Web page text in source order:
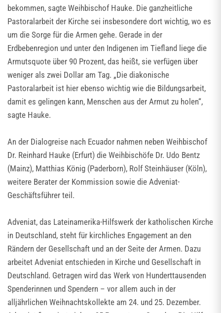
bekommen, sagte Weihbischof Hauke. Die ganzheitliche
Pastoralarbeit der Kirche sei insbesondere dort wichtig, wo es
um die Sorge für die Armen gehe. Gerade in der
Erdbebenregion und unter den Indigenen im Tiefland liege die
Armutsquote über 90 Prozent, das heißt, sie verfügen über
weniger als zwei Dollar am Tag. „Die diakonische
Pastoralarbeit ist hier ebenso wichtig wie die Bildungsarbeit,
damit es gelingen kann, Menschen aus der Armut zu holen“,
sagte Hauke.
An der Dialogreise nach Ecuador nahmen neben Weihbischof
Dr. Reinhard Hauke (Erfurt) die Weihbischöfe Dr. Udo Bentz
(Mainz), Matthias König (Paderborn), Rolf Steinhäuser (Köln),
weitere Berater der Kommission sowie die Adveniat-
Geschäftsführer teil.
Adveniat, das Lateinamerika-Hilfswerk der katholischen Kirche
in Deutschland, steht für kirchliches Engagement an den
Rändern der Gesellschaft und an der Seite der Armen. Dazu
arbeitet Adveniat entschieden in Kirche und Gesellschaft in
Deutschland. Getragen wird das Werk von Hunderttausenden
Spenderinnen und Spendern – vor allem auch in der
alljährlichen Weihnachtskollekte am 24. und 25. Dezember.